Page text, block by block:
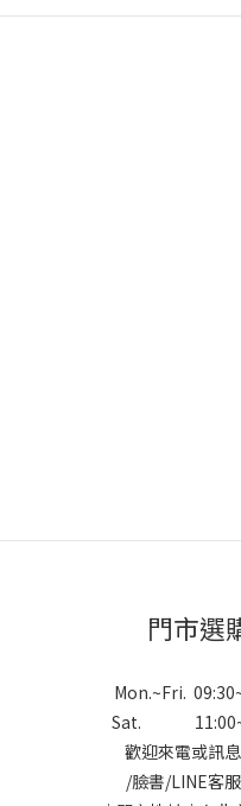
門市選
Mon.~Fri.
Sat.
歡迎來電或訊
/臉書/LINE客